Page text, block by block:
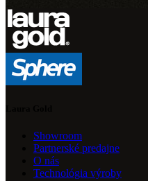
Showroom
Partnerské predajne
O nás
Technológia výroby